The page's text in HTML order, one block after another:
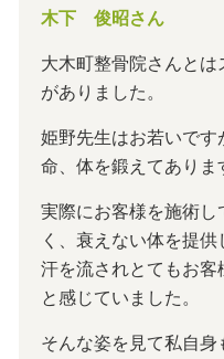
木下 俊昭さん
大木町整骨院さんと
がありました。
姫野先生はお若いで
命、体を鍛えてありま
実際にお客様を施術
く、衰えない体を提
汗を流されとてもお
と感じていました。
そんな姿を見て私自